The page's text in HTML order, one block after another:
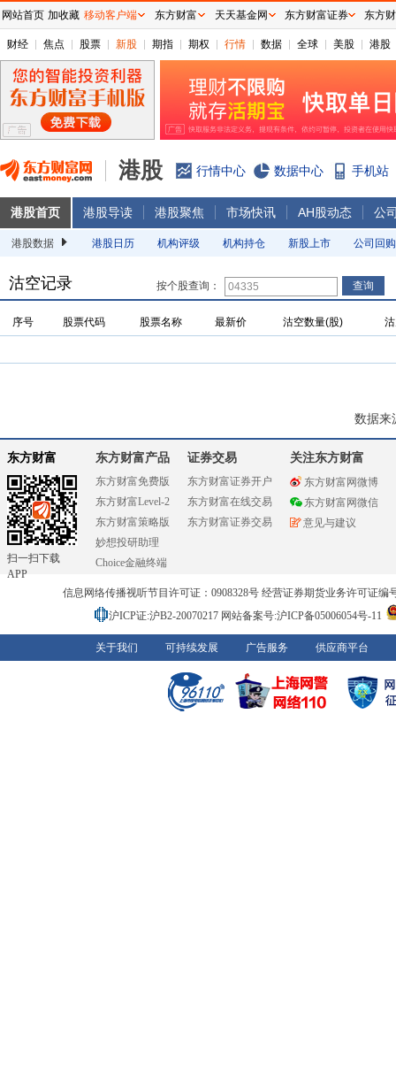
财经 焦点 股票 新股 期指 期权 行情 数据 全球 美股 港股
港股 行情中心 数据中心 手机站
港股首页 港股导读 港股聚焦 市场快讯 AH股动态 公
港股数据 港股日历 机构评级 机构持仓 新股上市 公司回购
沽空记录 按个股查询：
序号 股票代码 股票名称 最新价 沽空数量(股)
数据来
东方财富
扫一扫下载
APP
东方财富产品
东方财富免费版
东方财富Level-2
东方财富策略版
妙想投研助理
Choice金融终端
证券交易
东方财富证券开户
东方财富在线交易
东方财富证券交易
关注东方财富
东方财富网微博
东方财富网微信
意见与建议
信息网络传播视听节目许可证：0908328号 经营证券期货业务许可证编
沪ICP证:沪B2-20070217 网站备案号:沪ICP备05006054号-11
关于我们 可持续发展 广告服务 供应商平台
网站首页 加收藏 移动客户端 东方财富 天天基金网 东方财富证券 东方